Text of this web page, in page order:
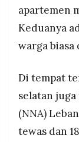
PT.
RESOLUSI
MEDIA
PRAMUDITA
apartemen
Keduanya
warga biasa
Di tempat
selatan
(NNA)
tewas dan